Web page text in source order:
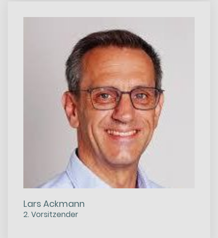
Lars Ackmann
2. Vorsitzender